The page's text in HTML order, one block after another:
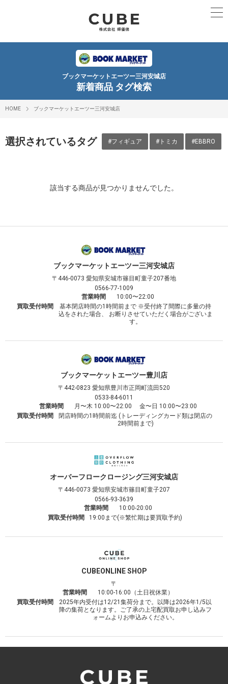
ブックマーケットエーツー三河安城店
新着商品 タグ検索
HOME ブックマーケットエーツー三河安城店
選択されているタグ #フィギュア #トミカ #EBBRO
該当する商品が見つかりませんでした。
ブックマーケットエーツー三河安城店
〒446-0073 愛知県安城市篠目町童子207番地
0566-77-1009
営業時間
10:00〜22:00
買取受付時間
基本閉店時間の1時間前まで ※受付終了間際に多量の持
込をされた場合、 お断りさせていただく場合がございま
す。
ブックマーケットエーツー豊川店
〒442-0823 愛知県豊川市正岡町流田520
0533-84-6011
営業時間
月〜木 10:00〜22:00 金〜日 10:00〜23:00
買取受付時間
閉店時間の1時間前迄 (トレーディングカード類は閉店の
2時間前まで)
オーバーフロークロージング三河安城店
〒446-0073 愛知県安城市篠目町童子207
0566-93-3639
営業時間
10:00-20:00
買取受付時間
19:00まで(※繁忙期は要買取予約)
CUBEONLINE SHOP
〒
営業時間
10:00-16:00（土日祝休業）
買取受付時間
2025年内受付は12/21集荷分まで。以降は2026年1/5以
降の集荷となります。ご了承の上宅配買取お申し込みフ
ォームよりお申込みください。